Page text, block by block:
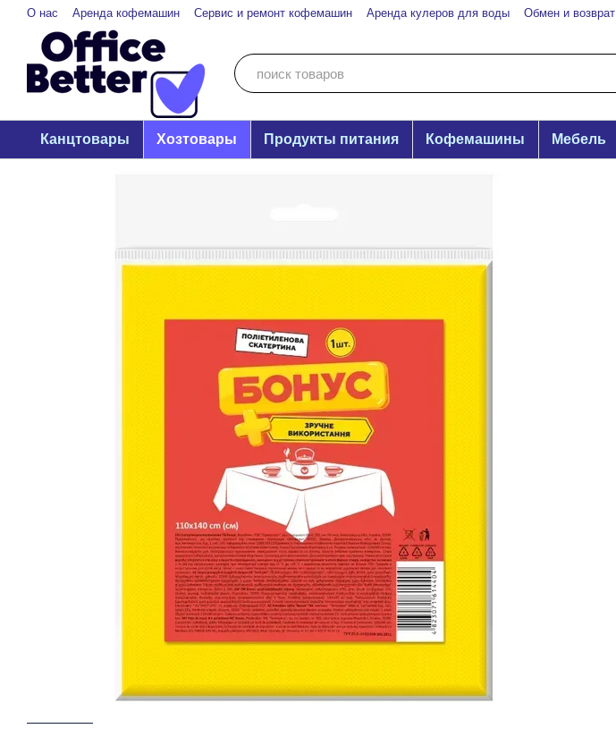
Перейти к основному контенту
О нас Аренда кофемашин Сервис и ремонт кофемашин Аренда кулеров для воды Обмен и возврат
Канцтовары Хозтовары Продукты питания Кофемашины Мебель